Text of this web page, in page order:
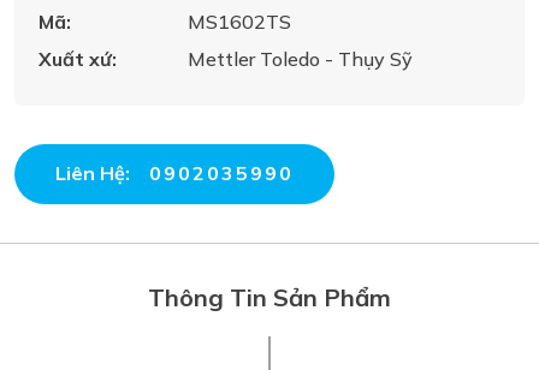
Mã:
MS1602TS
Xuất xứ:
Mettler Toledo - Thụy Sỹ
Liên Hệ: 0902035990
Thông Tin Sản Phẩm